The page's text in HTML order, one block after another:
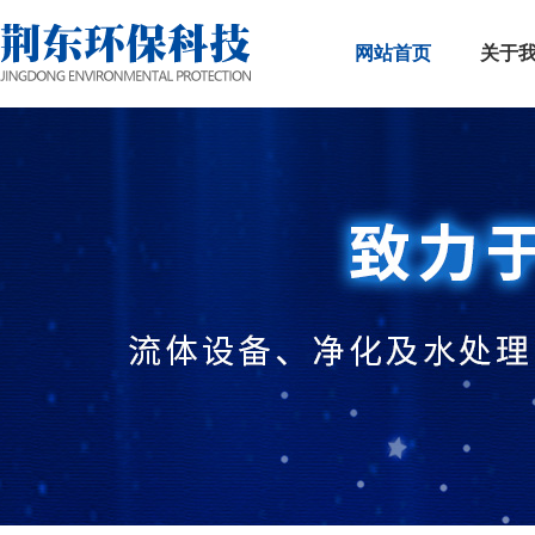
网站首页 关于